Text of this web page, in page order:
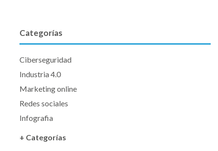
Categorías
Ciberseguridad
Industria 4.0
Marketing online
Redes sociales
Infografia
+ Categorías